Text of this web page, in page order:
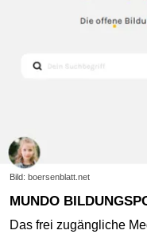
Bild: boersenblatt.net
MUNDO
Das frei zugängliche